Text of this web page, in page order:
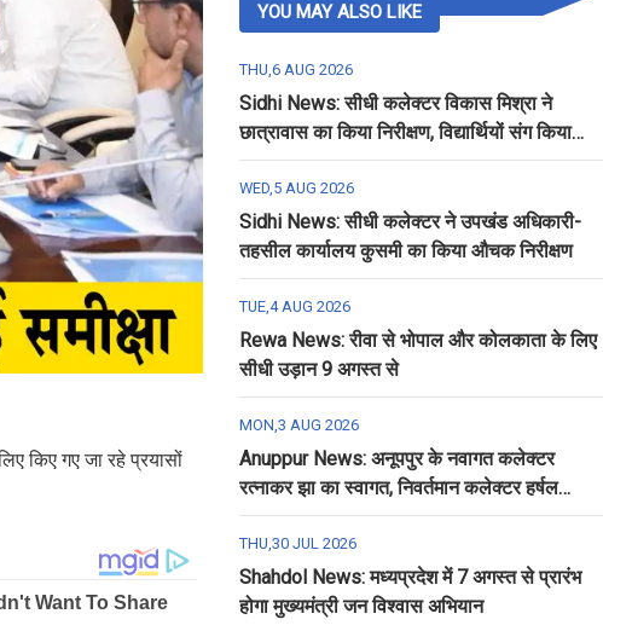
किए गए जा रहे प्रयासों
YOU MAY ALSO LIKE
THU,6 AUG 2026
Sidhi News: सीधी कलेक्टर विकास मिश्रा ने
छात्रावास का किया निरीक्षण, विद्यार्थियों संग किया
रात्रि भोजन
WED,5 AUG 2026
Sidhi News: सीधी कलेक्टर ने उपखंड अधिकारी-
तहसील कार्यालय कुसमी का किया औचक निरीक्षण
TUE,4 AUG 2026
Rewa News: रीवा से भोपाल और कोलकाता के लिए
सीधी उड़ान 9 अगस्त से
MON,3 AUG 2026
Anuppur News: अनूपपुर के नवागत कलेक्टर
रत्नाकर झा का स्वागत, निवर्तमान कलेक्टर हर्षल
पंचोली को दी गई विदाई
THU,30 JUL 2026
Shahdol News: मध्यप्रदेश में 7 अगस्त से प्रारंभ
होगा मुख्यमंत्री जन विश्वास अभियान